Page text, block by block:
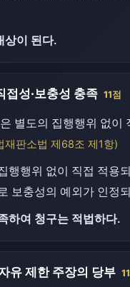
상이 된다.
접성·보충성 충족 11점
별도의 집행행위 없이
재판소법 제68조 제1항)
행행위 없이 직접 적용
보충성의 예외가 인정
하여 청구는 적법하다.
유 제한 주장의 당부